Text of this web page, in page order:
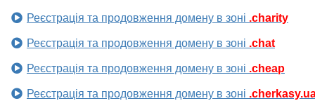
Реєстрація та продовження домену в зоні .charity
Реєстрація та продовження домену в зоні .chat
Реєстрація та продовження домену в зоні .cheap
Реєстрація та продовження домену в зоні